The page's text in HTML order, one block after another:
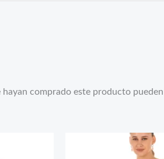
comprado este producto